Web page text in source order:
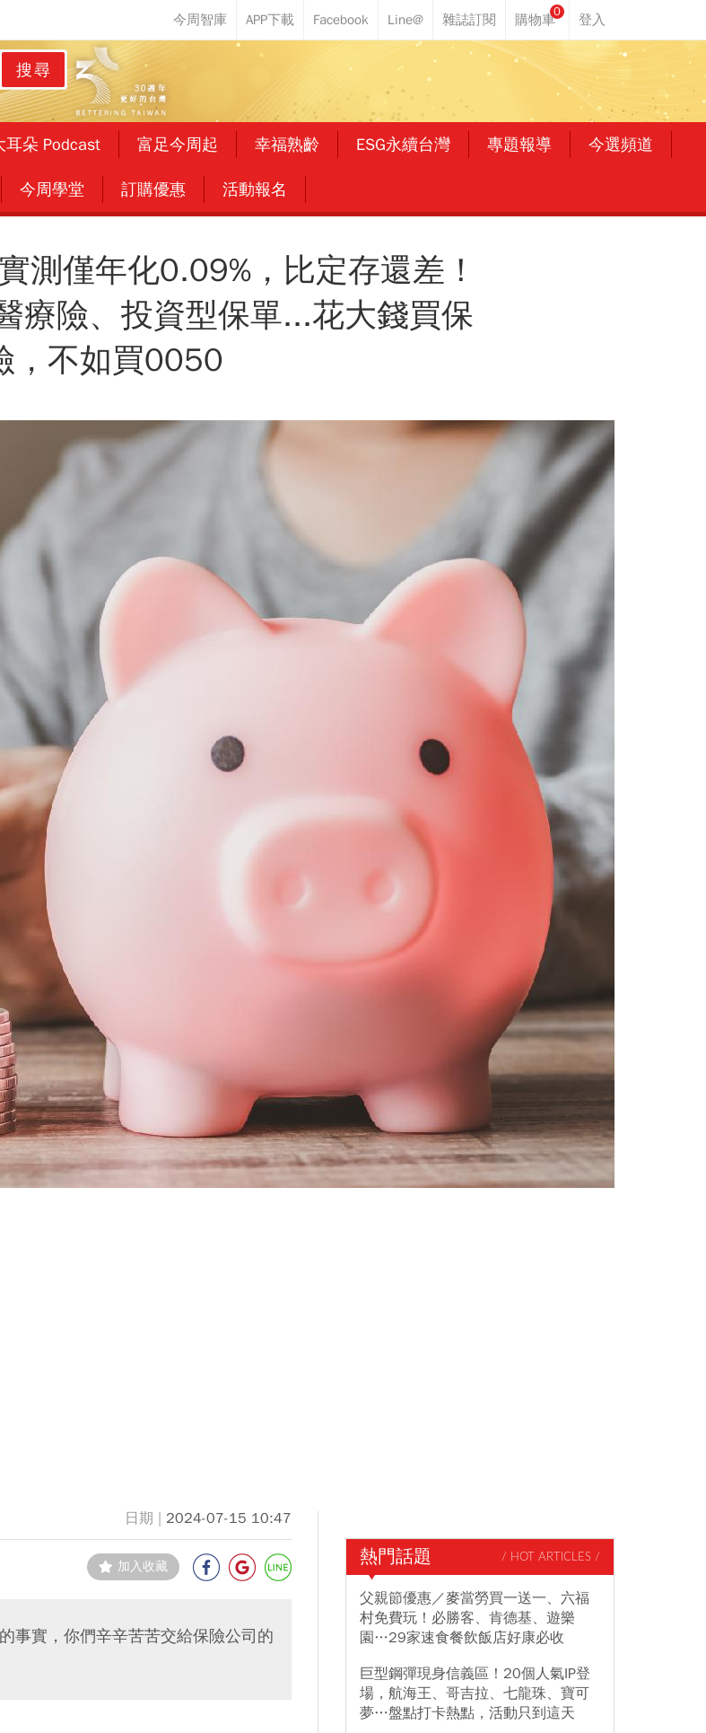
0
搜尋
耳朵 Podcast 富足今周起 幸福熟齡 ESG永續台灣 專題報導 今選頻道
今周學堂 訂購優惠 活動報名
測僅年化0.09%，比定存還差！
療險、投資型保單...花大錢買保
，不如買0050
2024-07-15 10:47
加入收藏
事實，你們辛辛苦苦交給保險公司的
熱門話題 / HOT ARTICLES /
父親節優惠／麥當勞買一送一、六福
村免費玩！必勝客、肯德基、遊樂
園…29家速食餐飲飯店好康必收
巨型鋼彈現身信義區！20個人氣IP登
場，航海王、哥吉拉、七龍珠、寶可
夢…盤點打卡熱點，活動只到這天